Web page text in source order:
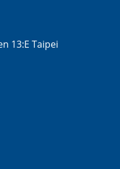
13:e Taipei